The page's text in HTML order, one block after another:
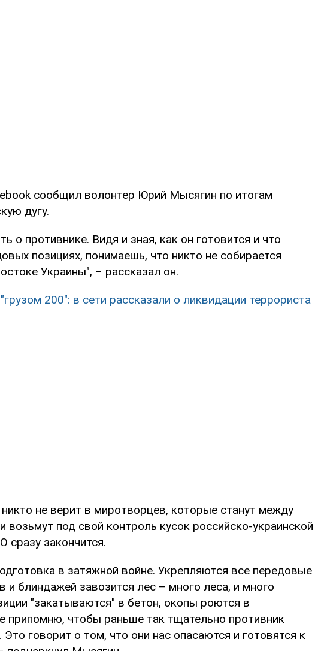
сообщил волонтер Юрий Мысягин по итогам
дугу.
о противнике. Видя и зная, как он готовится и что
позициях, понимаешь, что никто не собирается
Украины", – рассказал он.
200": в сети рассказали о ликвидации террориста
не верит в миротворцев, которые станут между
под свой контроль кусок российско-украинской
сразу закончится.
в затяжной войне. Укрепляются все передовые
и блиндажей завозится лес – много леса, и много
"закатываются" в бетон, окопы роются в
припомню, чтобы раньше так тщательно противник
Это говорит о том, что они нас опасаются и готовятся к